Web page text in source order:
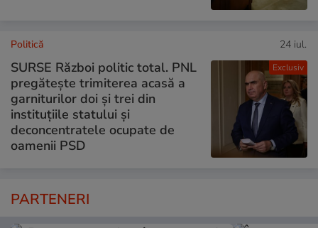
Exclusiv
Politică 24 iul.
SURSE Război politic total. PNL
pregătește trimiterea acasă a
garniturilor doi și trei din
instituțiile statului și
deconcentratele ocupate de
oamenii PSD
PARTENERI